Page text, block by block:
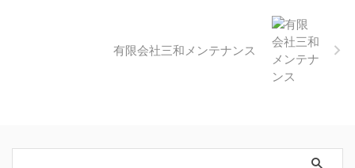
有限会社三和メンテナンス